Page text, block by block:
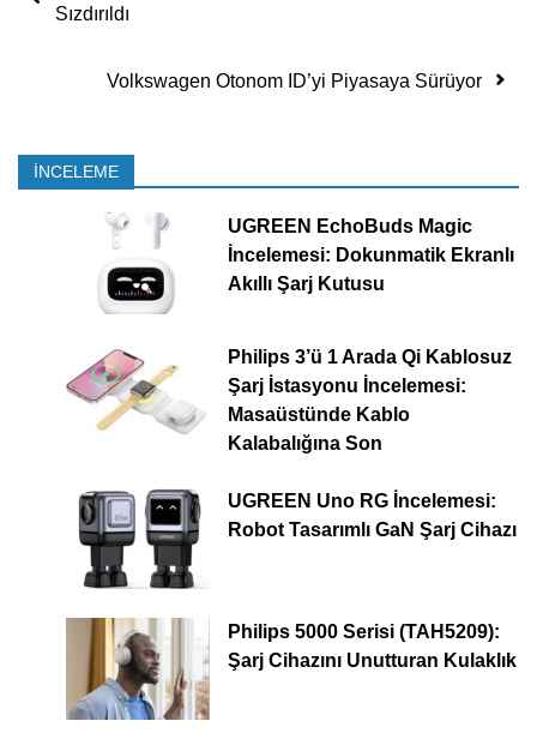
Sızdırıldı
Volkswagen Otonom ID’yi Piyasaya Sürüyor
İNCELEME
UGREEN EchoBuds Magic
İncelemesi: Dokunmatik Ekranlı
Akıllı Şarj Kutusu
Philips 3’ü 1 Arada Qi Kablosuz
Şarj İstasyonu İncelemesi:
Masaüstünde Kablo
Kalabalığına Son
UGREEN Uno RG İncelemesi:
Robot Tasarımlı GaN Şarj Cihazı
Philips 5000 Serisi (TAH5209):
Şarj Cihazını Unutturan Kulaklık